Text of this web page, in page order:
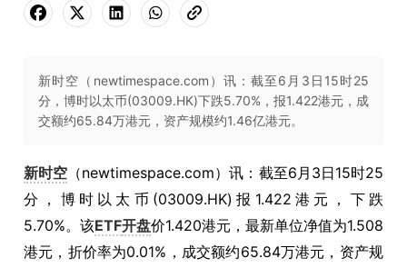
新时空（newtimespace.com）讯：截至6月3日15时25
分，博时以太币(03009.HK)下跌5.70%，报1.422港元，成
交额约65.84万港元，资产规模约1.46亿港元。
新时空 （newtimespace.com）讯：截至6月3日15时25
分，博时以太币(03009.HK)报1.422港元，下跌
5.70%。该ETF开盘价1.420港元，最新单位净值为1.508
港元，折价率为0.01%，成交额约65.84万港元，资产规